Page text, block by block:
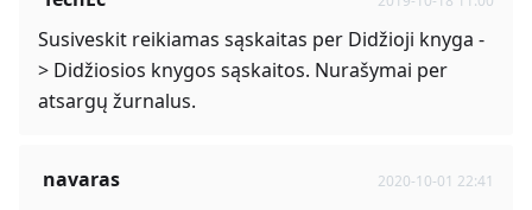
Susiveskit reikiamas sąskaitas per Didžioji knyga -
> Didžiosios knygos sąskaitos. Nurašymai per
atsargų žurnalus.
navaras 2020-10-01 22:41